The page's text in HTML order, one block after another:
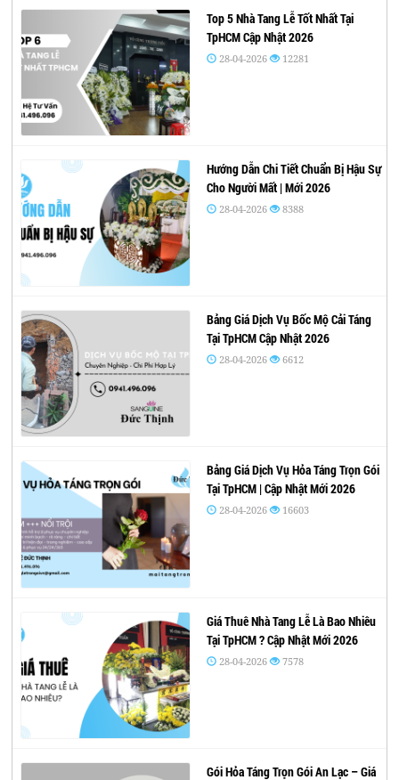
Top 5 Nhà Tang Lễ Tốt Nhất Tại
TpHCM Cập Nhật 2026
28-04-2026 12281
Hướng Dẫn Chi Tiết Chuẩn Bị Hậu Sự
Cho Người Mất | Mới 2026
28-04-2026 8388
Bảng Giá Dịch Vụ Bốc Mộ Cải Táng
Tại TpHCM Cập Nhật 2026
28-04-2026 6612
Bảng Giá Dịch Vụ Hỏa Táng Trọn Gói
Tại TpHCM | Cập Nhật Mới 2026
28-04-2026 16603
Giá Thuê Nhà Tang Lễ Là Bao Nhiêu
Tại TpHCM ? Cập Nhật Mới 2026
28-04-2026 7578
Gói Hỏa Táng Trọn Gói An Lạc – Giá